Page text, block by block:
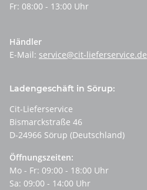
Fr: 08:00 - 13:00 Uhr
Händler
E-Mail: service@cit-lieferservice.de
Ladengeschäft in Sörup:
Cit-Lieferservice
Bismarckstraße 46
D-24966 Sörup (Deutschland)
Öffnungszeiten:
Mo - Fr: 09:00 - 18:00 Uhr
Sa: 09:00 - 14:00 Uhr